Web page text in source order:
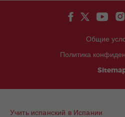
Общие
Политика
Учить испанский в Испании